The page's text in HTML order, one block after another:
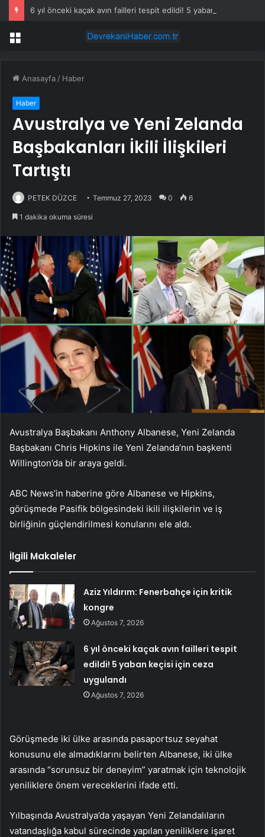
Menü
Anasayfa / Haber
Haber
Avustralya ve Yeni Zelanda
Başbakanları İkili İlişkileri
Tartıştı
PETEK DÜZCE Temmuz 27, 2023 0 6
1 dakika okuma süresi
Avustralya Başbakanı Anthony Albanese, Yeni Zelanda
Başbakanı Chris Hipkins ile Yeni Zelanda’nın başkenti
Willington’da bir araya geldi.
ABC News’in haberine göre Albanese ve Hipkins,
görüşmede Pasifik bölgesindeki ikili ilişkilerin ve iş
birliğinin güçlendirilmesi konularını ele aldı.
İlgili Makaleler
Aziz Yıldırım: Fenerbahçe için kritik
kongre
Ağustos 7, 2026
6 yıl önceki kaçak avın failleri tespit
edildi! 5 yaban keçisi için ceza
uygulandı
Ağustos 7, 2026
Görüşmede iki ülke arasında pasaportsuz seyahat
konusunu ele almadıklarını belirten Albanese, iki ülke
arasında “sorunsuz bir deneyim” yaratmak için teknolojik
yeniliklere önem vereceklerini ifade etti.
Yılbaşında Avustralya’da yaşayan Yeni Zelandalıların
vatandaşlığa kabul sürecinde yapılan yeniliklere işaret